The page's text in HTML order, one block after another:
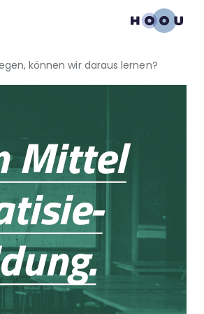
können wir daraus lernen?